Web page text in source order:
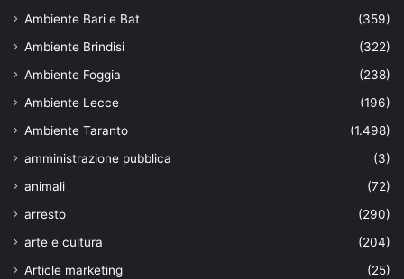
Ambiente Bari e Bat
(359)
Ambiente Brindisi
(322)
Ambiente Foggia
(238)
Ambiente Lecce
(196)
Ambiente Taranto
(1.498)
amministrazione pubblica
(3)
animali
(72)
arresto
(290)
arte e cultura
(204)
Article marketing
(25)